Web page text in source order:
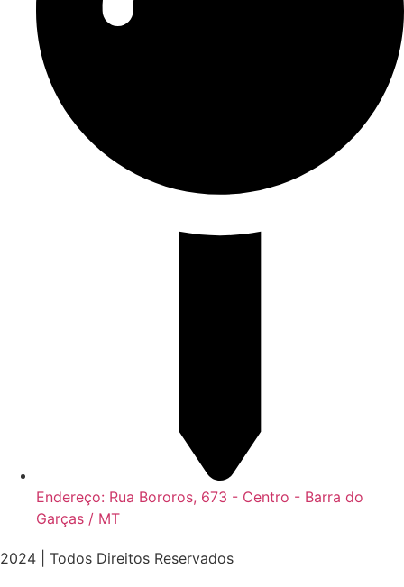
Endereço: Rua Bororos, 673 - Centro - Barra do
Garças / MT
2024 | Todos Direitos Reservados